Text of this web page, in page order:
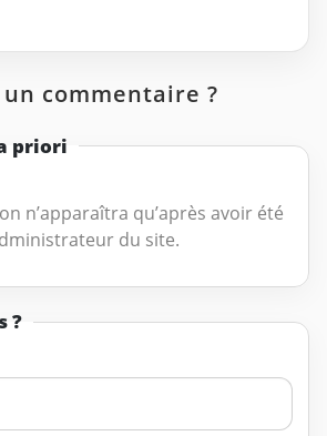
un commentaire ?
priori
n’apparaîtra qu’après avoir été
du site.
?